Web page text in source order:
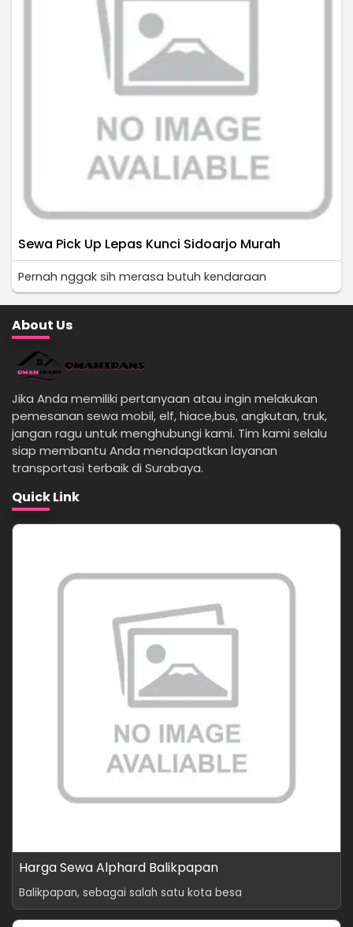
Sewa Pick Up Lepas Kunci Sidoarjo Murah
Pernah nggak sih merasa butuh kendaraan
About Us
Jika Anda memiliki pertanyaan atau ingin melakukan
pemesanan sewa mobil, elf, hiace,bus, angkutan, truk,
jangan ragu untuk menghubungi kami. Tim kami selalu
siap membantu Anda mendapatkan layanan
transportasi terbaik di Surabaya.
Quick Link
Harga Sewa Alphard Balikpapan
Balikpapan, sebagai salah satu kota besa